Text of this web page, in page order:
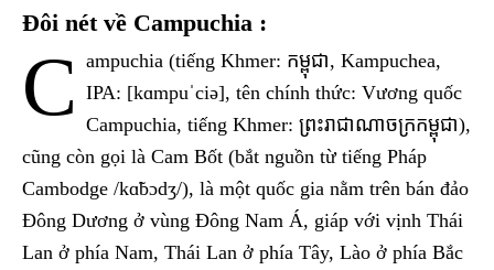
Đôi nét về Campuchia :
C ampuchia (tiếng Khmer: កម្ពុជា, Kampuchea,
IPA: [kɑmpuˈciə], tên chính thức: Vương quốc
Campuchia, tiếng Khmer: ព្រះរាជាណាចក្រកម្ពុជា),
cũng còn gọi là Cam Bốt (bắt nguồn từ tiếng Pháp
Cambodge /kɑ̃bɔdʒ/), là một quốc gia nằm trên bán đảo
Đông Dương ở vùng Đông Nam Á, giáp với vịnh Thái
Lan ở phía Nam, Thái Lan ở phía Tây, Lào ở phía Bắc